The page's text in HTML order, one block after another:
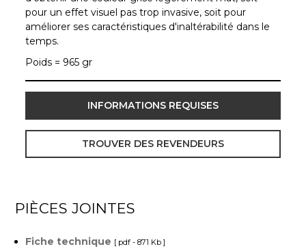
pour un effet visuel pas trop invasive, soit pour
améliorer ses caractéristiques d'inaltérabilité dans le
temps.
Poids = 965 gr
INFORMATIONS REQUISES
TROUVER DES REVENDEURS
PIÈCES JOINTES
Fiche technique [ pdf - 871 Kb ]